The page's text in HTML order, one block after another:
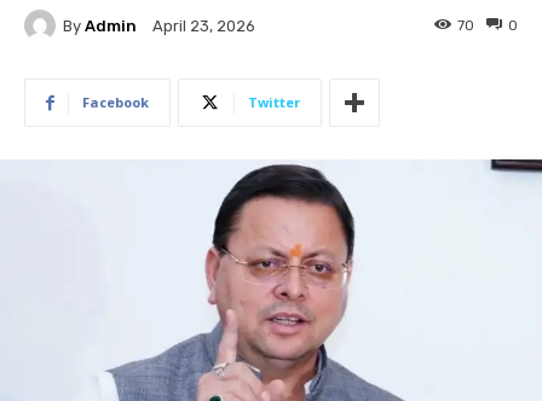
By Admin April 23, 2026 0
70
Facebook Twitter